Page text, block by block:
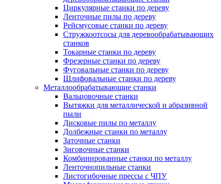
Циркулярные станки по дереву
Ленточные пилы по дереву
Рейсмусовые станки по дереву
Стружкоотсосы для деревообрабатывающих
станков
Токарные станки по дереву
Фрезерные станки по дереву
Фуговальные станки по дереву
Шлифовальные станки по дереву
Металлообрабатывающие станки
Вальцовочные станки
Вытяжки для металлической и абразивной
пыли
Дисковые пилы по металлу
Долбежные станки по металлу
Заточные станки
Зиговочные станки
Комбинированные станки по металлу
Ленточнопильные станки
Листогибочные прессы с ЧПУ